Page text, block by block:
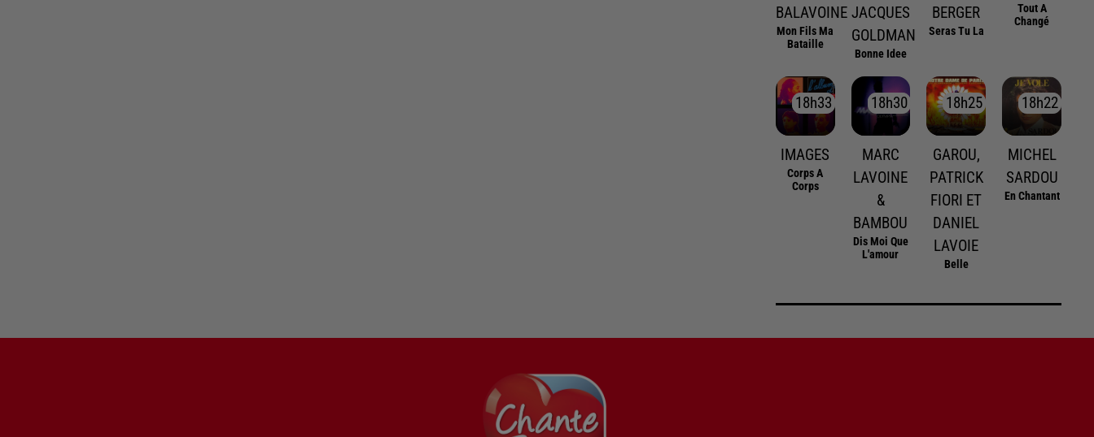
BALAVOINE
Mon Fils Ma
Bataille
JACQUES
GOLDMAN
Bonne Idee
BERGER
Seras Tu La
Tout A
Changé
18h33
18h33
IMAGES
Corps A
Corps
18h30
18h30
MARC
LAVOINE
&
BAMBOU
Dis Moi Que
L'amour
18h25
18h25
GAROU,
PATRICK
FIORI ET
DANIEL
LAVOIE
Belle
18h22
18h22
MICHEL
SARDOU
En Chantant